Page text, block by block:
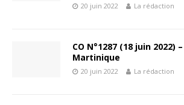
20 juin 2022 La rédaction
CO N°1287 (18 juin
Martinique
20 juin 2022 La rédaction